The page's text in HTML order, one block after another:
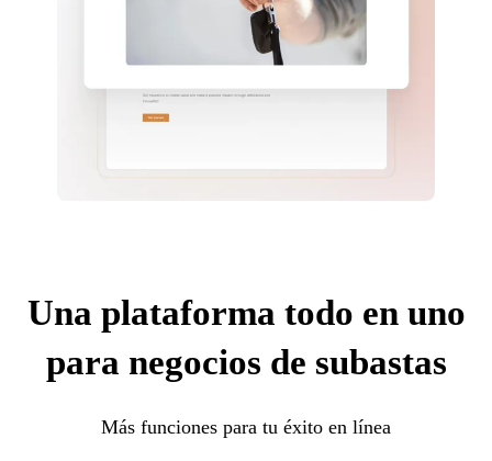
Una plataforma todo en uno
para negocios de subastas
Más funciones para tu éxito en línea